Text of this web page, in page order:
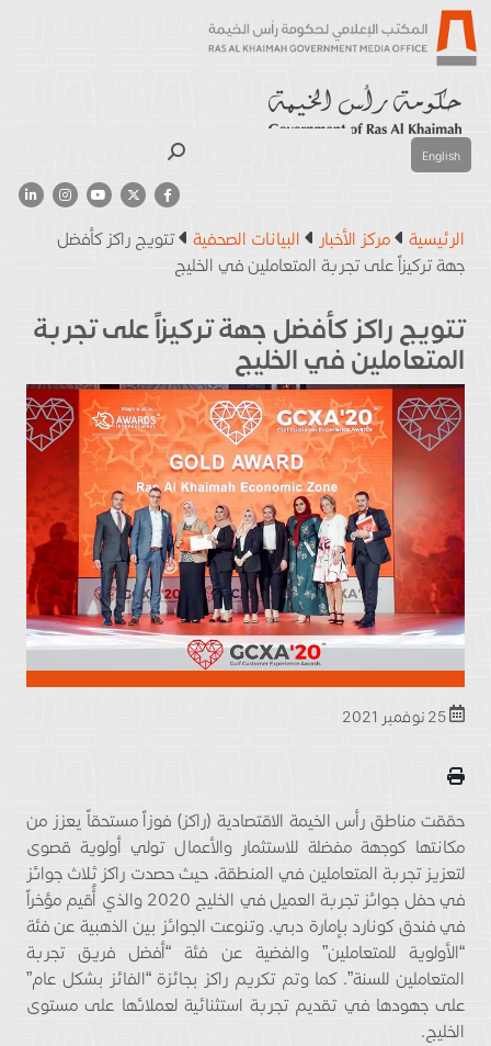
English
الرئيسية مركز الأخبار البيانات الصحفية
تتويج راكز كأفضل
جهة تركيزاً على تجربة المتعاملين في الخليج
تتويج راكز كأفضل جهة تركيزاً على تجربة
المتعاملين في الخليج
حققت مناطق رأس الخيمة الاقتصادية (راكز) فوزاً مستحقاً يعزز من
مكانتها كوجهة مفضلة للاستثمار والأعمال تولي أولوية قصوى
لتعزيز تجربة المتعاملين في المنطقة، حيث حصدت راكز ثلاث جوائز
في حفل جوائز تجربة العميل في الخليج 2020 والذي أُقيم مؤخراً
في فندق كونارد بإمارة دبي. وتنوعت الجوائز بين الذهبية عن فئة
“الأولوية للمتعاملين” والفضية عن فئة “أفضل فريق تجربة
المتعاملين للسنة”. كما وتم تكريم راكز بجائزة “الفائز بشكل عام”
على جهودها في تقديم تجربة استثنائية لعملائها على مستوى
الخليج.